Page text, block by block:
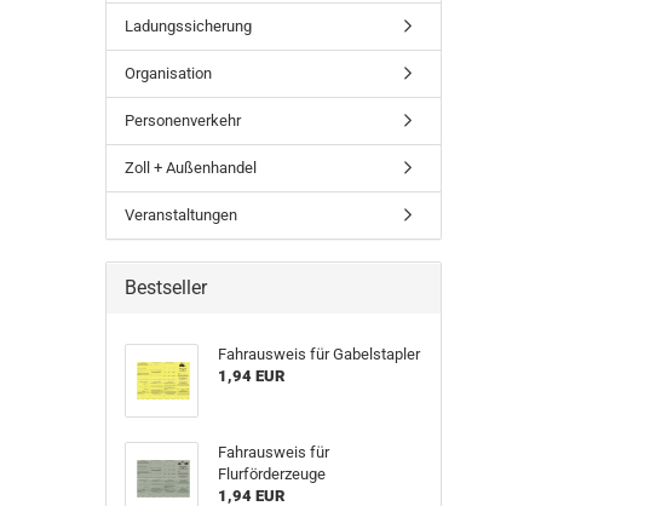
Ladungssicherung
Organisation
Personenverkehr
Zoll + Außenhandel
Veranstaltungen
Bestseller
Fahrausweis für Gabelstapler
1,94 EUR
Fahrausweis für
Flurförderzeuge
1,94 EUR